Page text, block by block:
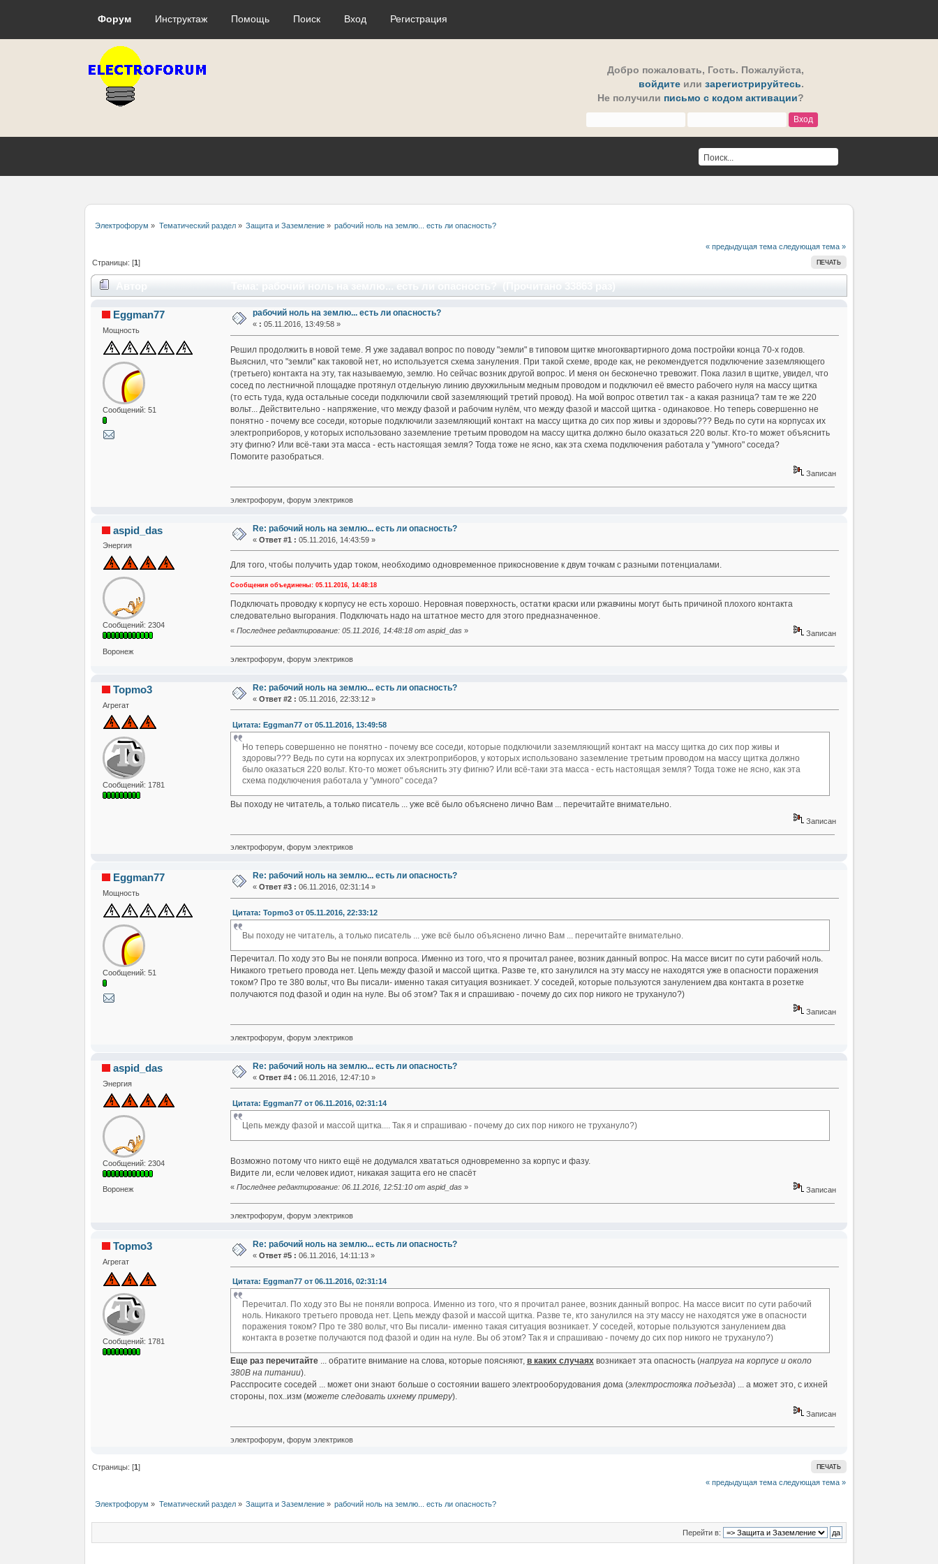
Форум Инструктаж Помощь Поиск Вход Регистрация
Добро пожаловать, Гость. Пожалуйста,
войдите или зарегистрируйтесь.
Не получили письмо с кодом активации?
Электрофорум » Тематический раздел» Защита и Заземление» рабочий ноль на землю... есть ли опасность?
« предыдущая тема следующая тема »
ПЕЧАТЬ
Страницы: [1]
Eggman77
Мощность
Сообщений: 51
рабочий ноль на землю... есть ли опасность?
« : 05.11.2016, 13:49:58 »
Решил продолжить в новой теме. Я уже задавал вопрос по поводу "земли" в типовом щитке многоквартирного дома постройки конца 70-х годов.
Выяснил, что "земли" как таковой нет, но используется схема зануления. При такой схеме, вроде как, не рекомендуется подключение заземляющего
(третьего) контакта на эту, так называемую, землю. Но сейчас возник другой вопрос. И меня он бесконечно тревожит. Пока лазил в щитке, увидел, что
сосед по лестничной площадке протянул отдельную линию двухжильным медным проводом и подключил её вместо рабочего нуля на массу щитка
(то есть туда, куда остальные соседи подключили свой заземляющий третий провод). На мой вопрос ответил так - а какая разница? там те же 220
вольт... Действительно - напряжение, что между фазой и рабочим нулём, что между фазой и массой щитка - одинаковое. Но теперь совершенно не
понятно - почему все соседи, которые подключили заземляющий контакт на массу щитка до сих пор живы и здоровы??? Ведь по сути на корпусах их
электроприборов, у которых использовано заземление третьим проводом на массу щитка должно было оказаться 220 вольт. Кто-то может объяснить
эту фигню? Или всё-таки эта масса - есть настоящая земля? Тогда тоже не ясно, как эта схема подключения работала у "умного" соседа?
Помогите разобраться.
Записан
электрофорум, форум электриков
aspid_das
Энергия
Сообщений: 2304
Воронеж
Re: рабочий ноль на землю... есть ли опасность?
« Ответ #1 : 05.11.2016, 14:43:59 »
Для того, чтобы получить удар током, необходимо одновременное прикосновение к двум точкам с разными потенциалами.
Сообщения объединены: 05.11.2016, 14:48:18
Подключать проводку к корпусу не есть хорошо. Неровная поверхность, остатки краски или ржавчины могут быть причиной плохого контакта
следовательно выгорания. Подключать надо на штатное место для этого предназначенное.
« Последнее редактирование: 05.11.2016, 14:48:18 от aspid_das» Записан
электрофорум, форум электриков
Topmo3
Агрегат
Сообщений: 1781
Re: рабочий ноль на землю... есть ли опасность?
« Ответ #2 : 05.11.2016, 22:33:12 »
Цитата: Eggman77 от 05.11.2016, 13:49:58
Но теперь совершенно не понятно - почему все соседи, которые подключили заземляющий контакт на массу щитка до сих пор живы и
здоровы??? Ведь по сути на корпусах их электроприборов, у которых использовано заземление третьим проводом на массу щитка должно
было оказаться 220 вольт. Кто-то может объяснить эту фигню? Или всё-таки эта масса - есть настоящая земля? Тогда тоже не ясно, как эта
схема подключения работала у "умного" соседа?
Вы походу не читатель, а только писатель ... уже всё было объяснено лично Вам ... перечитайте внимательно.
Записан
электрофорум, форум электриков
Eggman77
Мощность
Сообщений: 51
Re: рабочий ноль на землю... есть ли опасность?
« Ответ #3 : 06.11.2016, 02:31:14 »
Цитата: Topmo3 от 05.11.2016, 22:33:12
Вы походу не читатель, а только писатель ... уже всё было объяснено лично Вам ... перечитайте внимательно.
Перечитал. По ходу это Вы не поняли вопроса. Именно из того, что я прочитал ранее, возник данный вопрос. На массе висит по сути рабочий ноль.
Никакого третьего провода нет. Цепь между фазой и массой щитка. Разве те, кто занулился на эту массу не находятся уже в опасности поражения
током? Про те 380 вольт, что Вы писали- именно такая ситуация возникает. У соседей, которые пользуются занулением два контакта в розетке
получаются под фазой и один на нуле. Вы об этом? Так я и спрашиваю - почему до сих пор никого не трухануло?)
Записан
электрофорум, форум электриков
aspid_das
Энергия
Сообщений: 2304
Воронеж
Re: рабочий ноль на землю... есть ли опасность?
« Ответ #4 : 06.11.2016, 12:47:10 »
Цитата: Eggman77 от 06.11.2016, 02:31:14
Цепь между фазой и массой щитка.... Так я и спрашиваю - почему до сих пор никого не трухануло?)
Возможно потому что никто ещё не додумался хвататься одновременно за корпус и фазу.
Видите ли, если человек идиот, никакая защита его не спасёт
« Последнее редактирование: 06.11.2016, 12:51:10 от aspid_das» Записан
электрофорум, форум электриков
Topmo3
Агрегат
Сообщений: 1781
Re: рабочий ноль на землю... есть ли опасность?
« Ответ #5 : 06.11.2016, 14:11:13 »
Цитата: Eggman77 от 06.11.2016, 02:31:14
Перечитал. По ходу это Вы не поняли вопроса. Именно из того, что я прочитал ранее, возник данный вопрос. На массе висит по сути рабочий
ноль. Никакого третьего провода нет. Цепь между фазой и массой щитка. Разве те, кто занулился на эту массу не находятся уже в опасности
поражения током? Про те 380 вольт, что Вы писали- именно такая ситуация возникает. У соседей, которые пользуются занулением два
контакта в розетке получаются под фазой и один на нуле. Вы об этом? Так я и спрашиваю - почему до сих пор никого не трухануло?)
Еще раз перечитайте... обратите внимание на слова, которые поясняют, в каких случаяхвозникает эта опасность (напруга на корпусе и около
380В на питании).
Расспросите соседей ... может они знают больше о состоянии вашего электрооборудования дома (электростояка подъезда) ... а может это, с ихней
стороны, пох..изм (можете следовать ихнему примеру).
Записан
электрофорум, форум электриков
ПЕЧАТЬ
Страницы: [1]
« предыдущая тема следующая тема »
Электрофорум » Тематический раздел» Защита и Заземление» рабочий ноль на землю... есть ли опасность?
Перейти в: